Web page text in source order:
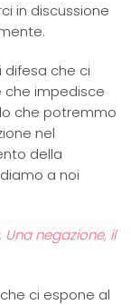
in discussione
difesa che ci
che impedisce
che potremmo
nel
della
a noi
negazione, il
ci espone al